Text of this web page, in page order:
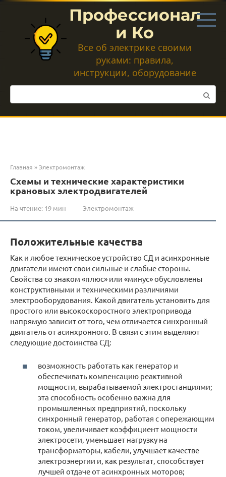
Перейти
контенту
Профессионал
и Ко
Все об электрике своими
руками: правила,
инструкции, оборудование
Поиск:
Главная »Электромонтаж
Схемы и технические характеристики
крановых электродвигателей
На чтение: 19 мин Электромонтаж
Положительные качества
Как и любое техническое устройство СД и асинхронные
двигатели имеют свои сильные и слабые стороны.
Свойства со знаком «плюс» или «минус» обусловлены
конструктивными и техническими различиями
электрооборудования. Какой двигатель установить для
простого или высокоскоростного электропривода
напрямую зависит от того, чем отличается синхронный
двигатель от асинхронного. В связи с этим выделяют
следующие достоинства СД:
возможность работать как генератор и
обеспечивать компенсацию реактивной
мощности, вырабатываемой электростанциями;
эта способность особенно важна для
промышленных предприятий, поскольку
синхронный генератор, работая с опережающим
током, увеличивает коэффициент мощности
электросети, уменьшает нагрузку на
трансформаторы, кабели, улучшает качестве
электроэнергии и, как результат, способствует
лучшей отдаче от асинхронных моторов;